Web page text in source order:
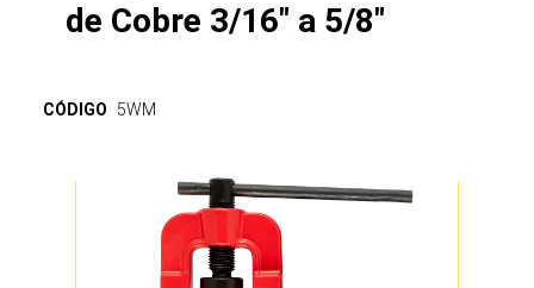
de Cobre 3/16" a 5/8"
CÓDIGO 5WM